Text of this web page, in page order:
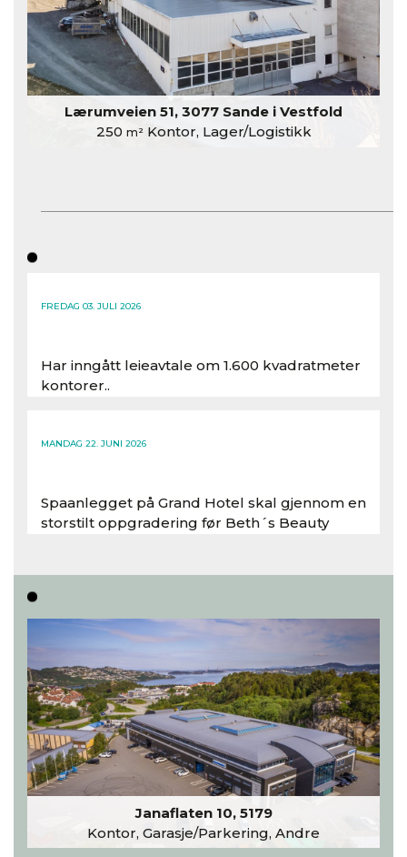
Lærumveien 51, 3077 Sande i Vestfold
250 m²Kontor, Lager/Logistikk
FREDAG 03. JULI 2026
Har inngått leieavtale om 1.600 kvadratmeter
kontorer..
MANDAG 22. JUNI 2026
Spaanlegget på Grand Hotel skal gjennom en
storstilt oppgradering før Beth´s Beauty
Les hele artikkelen
Janaflaten 10, 5179
Kontor, Garasje/Parkering, Andre